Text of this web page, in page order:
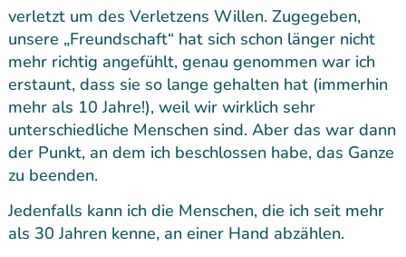
verletzt um des Verletzens Willen. Zugegeben,
unsere „Freundschaft“ hat sich schon länger nicht
mehr richtig angefühlt, genau genommen war ich
erstaunt, dass sie so lange gehalten hat (immerhin
mehr als 10 Jahre!), weil wir wirklich sehr
unterschiedliche Menschen sind. Aber das war dann
der Punkt, an dem ich beschlossen habe, das Ganze
zu beenden.
Jedenfalls kann ich die Menschen, die ich seit mehr
als 30 Jahren kenne, an einer Hand abzählen.